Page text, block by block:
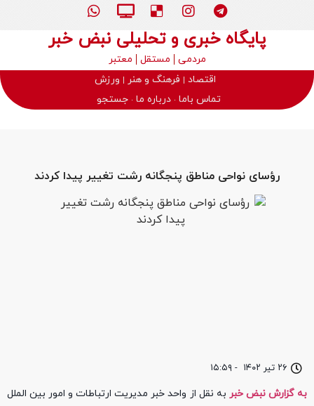
پایگاه خبری و تحلیلی نبض خبر
مردمی مستقل
معتبر
اقتصاد
فرهنگ و هنر
ورزش
تماس باما درباره ما جستجو
۲۶ تیر ۱۴۰۲ - ۱۵:۵۹
رؤسای نواحی مناطق پنجگانه رشت تغییر پیدا کردند
به گزارش نبض خبر به نقل از واحد خبر مدیریت ارتباطات و امور بین الملل